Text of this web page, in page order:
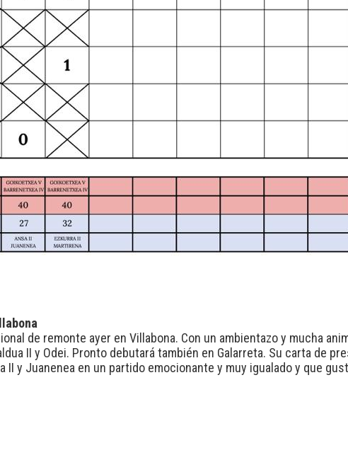
de remonte ayer en Villabona. Con un ambientazo y mucha
II y Odei. Pronto debutará también en Galarreta. Su carta de
II y Juanenea en un partido emocionante y muy igualado y que